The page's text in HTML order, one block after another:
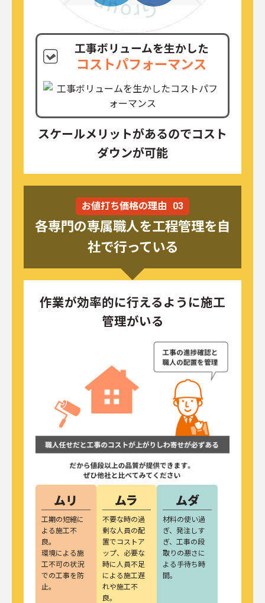
工事ボリュームを生かした
コストパフォーマンス
スケールメリットがあるのでコスト
ダウンが可能
お値打ち価格の理由 03
各専門の専属職人を工程管理を自
社で行っている
作業が効率的に行えるように施工
管理がいる
ムリ
工期の短縮に
よる施工不
良。
環境による施
工不可の状況
での工事を防
止。
ムラ
不要な時の過
剰な人員の配
置でコストア
ップ、必要な
時に人員不足
による施工遅
れや施工不
良。
ムダ
材料の使い過
ぎ、発注しす
ぎ、工事の段
取りの悪さに
よる手待ち時
間。